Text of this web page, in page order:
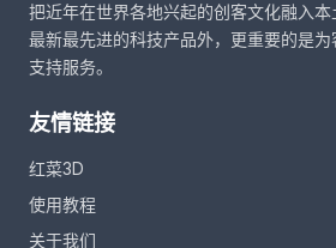
把近年在世界各地兴起的创客文化融入
最新最先进的科技产品外，更重要的是
支持服务。
友情链接
红菜3D
使用教程
关于我们